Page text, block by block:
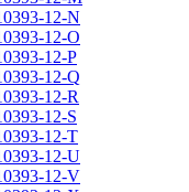
12-N
12-O
12-P
12-Q
12-R
12-S
12-T
12-U
12-V